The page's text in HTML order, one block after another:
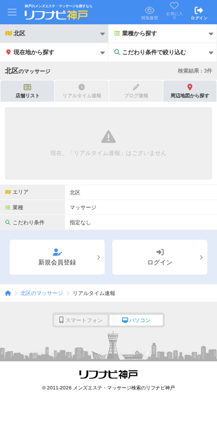
神戸のメンズエステ・マッサージを探すなら
閲覧履歴
お気に入
り
ログイン
北区 業種から探す
現在地から探す こだわり条件で絞り込む
こだわり条件で絞り込む
完全個室
ペアルームあり シャワー室完備
フットバスあり
専用駐車場あり 有資格者在籍
日本人スタッフのみ
Ｗセラピスト
こだわり条件を変更
北区のマッサージ 検索結果 : 3件
店舗リスト リアルタイム速報 ブログ速報 周辺地図から探す
現在、「リアルタイム速報」はございません
エリア 北区
業種 マッサージ
こだわり条件 指定なし
新規会員登録 ログイン
北区のマッサージ リアルタイム速報
スマートフォン パソコン
© 2011-2026 メンズエステ・マッサージ検索のリフナビ神戸